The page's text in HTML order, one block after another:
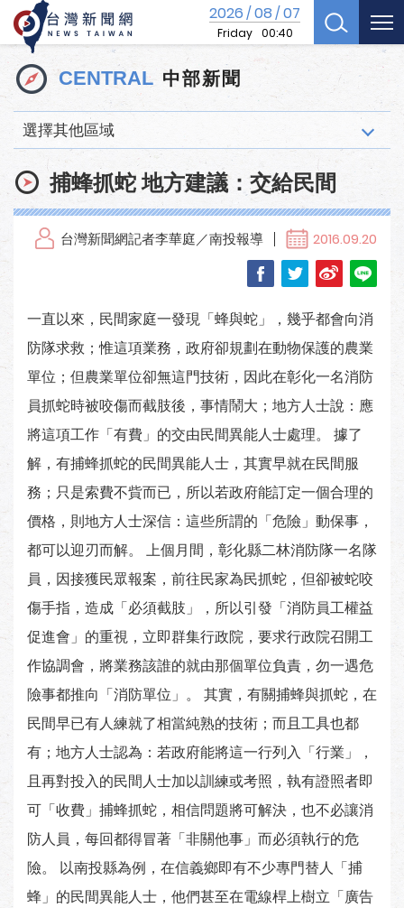
2026/08/07
Friday 00:40
CENTRAL 中部新聞
選擇其他區域
捕蜂抓蛇 地方建議：交給民間
台灣新聞網記者李華庭／南投報導 2016.09.20
一直以來，民間家庭一發現「蜂與蛇」，幾乎都會向消
防隊求救；惟這項業務，政府卻規劃在動物保護的農業
單位；但農業單位卻無這門技術，因此在彰化一名消防
員抓蛇時被咬傷而截肢後，事情鬧大；地方人士說：應
將這項工作「有費」的交由民間異能人士處理。 據了
解，有捕蜂抓蛇的民間異能人士，其實早就在民間服
務；只是索費不貲而已，所以若政府能訂定一個合理的
價格，則地方人士深信：這些所謂的「危險」動保事，
都可以迎刃而解。 上個月間，彰化縣二林消防隊一名隊
員，因接獲民眾報案，前往民家為民抓蛇，但卻被蛇咬
傷手指，造成「必須截肢」，所以引發「消防員工權益
促進會」的重視，立即群集行政院，要求行政院召開工
作協調會，將業務該誰的就由那個單位負責，勿一遇危
險事都推向「消防單位」。 其實，有關捕蜂與抓蛇，在
民間早已有人練就了相當純熟的技術；而且工具也都
有；地方人士認為：若政府能將這一行列入「行業」，
且再對投入的民間人士加以訓練或考照，執有證照者即
可「收費」捕蜂抓蛇，相信問題將可解決，也不必讓消
防人員，每回都得冒著「非關他事」而必須執行的危
險。 以南投縣為例，在信義鄉即有不少專門替人「捕
蜂」的民間異能人士，他們甚至在電線桿上樹立「廣告